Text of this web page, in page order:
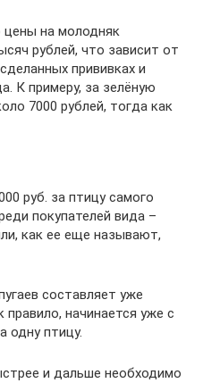
цены на молодняк
рублей, что зависит от
прививках и
К примеру, за зелёную
7000 рублей, тогда как
руб. за птицу самого
покупателей вида –
как ее еще называют,
составляет уже
начинается уже с
одну птицу.
и дальше необходимо